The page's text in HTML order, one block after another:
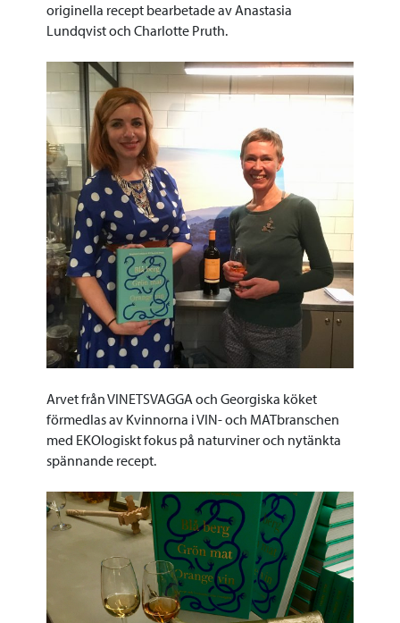
originella recept bearbetade av Anastasia
Lundqvist och Charlotte Pruth.
Arvet från VINETSVAGGA och Georgiska köket
förmedlas av Kvinnorna i VIN- och MATbranschen
med EKOlogiskt fokus på naturviner och nytänkta
spännande recept.